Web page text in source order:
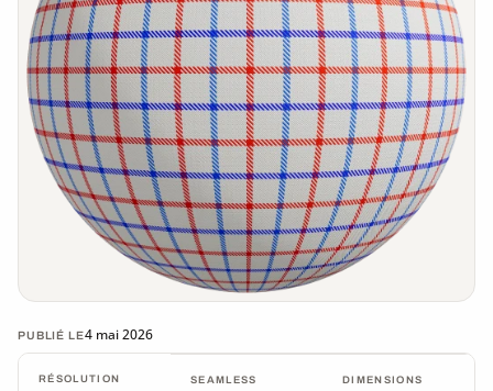
PUBLIÉ LE4 mai 2026
RÉSOLUTION SEAMLESS DIMENSIONS